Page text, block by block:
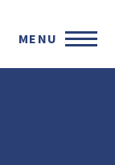
MENU